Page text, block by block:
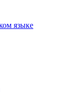
языке